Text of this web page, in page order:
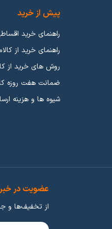
گوشی بر اساس دوربین،
چقدر پول بدی همونقدر آش
تهیه کنید. شرکت های زیادی
پیشتاز این رد بندی امری دشوار
بسیار زیادی از پرچمدارها
پیش از خرید
راهنمای خرید
راهنمای خرید از
روش های خرید از
ضمانت هفت روزه
شیوه ها و هزینه
عضویت در
از تخفیف‌ها و